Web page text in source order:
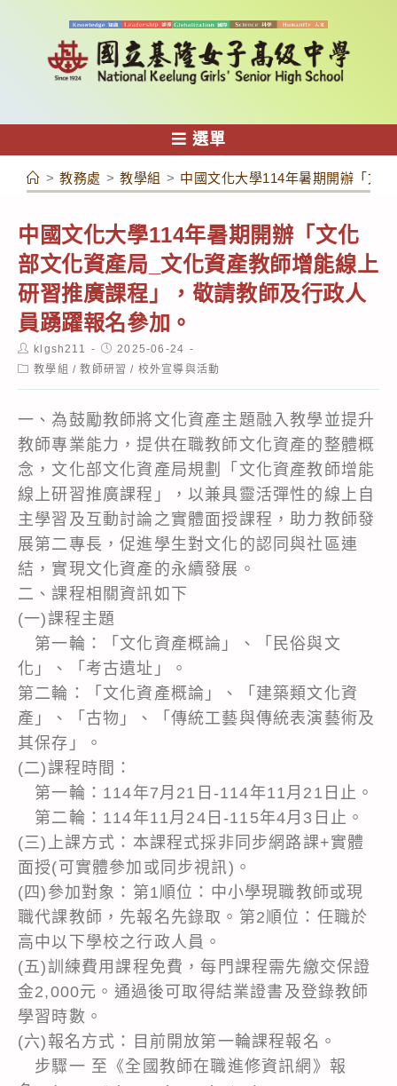
容
選單
> 教務處 > 教學組 > 中國文化大學114年暑期開辦「文
中國文化大學114年暑期開辦「文化
部文化資產局_文化資產教師增能線上
研習推廣課程」，敬請教師及行政人
員踴躍報名參加。
Post
author:
klgsh211
Post
published:
2025-06-24
Post教學組 / 教師研習 / 校外宣導與活動
一、為鼓勵教師將文化資產主題融入教學並提升
教師專業能力，提供在職教師文化資產的整體概
念，文化部文化資產局規劃「文化資產教師增能
線上研習推廣課程」，以兼具靈活彈性的線上自
主學習及互動討論之實體面授課程，助力教師發
展第二專長，促進學生對文化的認同與社區連
結，實現文化資產的永續發展。
二、課程相關資訊如下
(一)課程主題
第一輪：「文化資產概論」、「民俗與文
化」、「考古遺址」。
第二輪：「文化資產概論」、「建築類文化資
產」、「古物」、「傳統工藝與傳統表演藝術及
其保存」。
(二)課程時間：
第一輪：114年7月21日-114年11月21日止。
第二輪：114年11月24日-115年4月3日止。
(三)上課方式：本課程式採非同步網路課+實體
面授(可實體參加或同步視訊)。
(四)參加對象：第1順位：中小學現職教師或現
職代課教師，先報名先錄取。第2順位：任職於
高中以下學校之行政人員。
(五)訓練費用課程免費，每門課程需先繳交保證
金2,000元。通過後可取得結業證書及登錄教師
學習時數。
(六)報名方式：目前開放第一輪課程報名。
步驟一 至《全國教師在職進修資訊網》報